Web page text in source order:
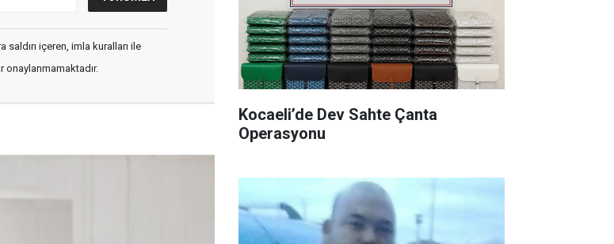
içeren, imla kuralları ile
onaylanmamaktadır.
Kocaeli’de Dev Sahte Çanta
Operasyonu